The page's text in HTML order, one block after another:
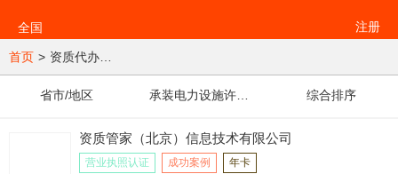
全国 注册
首页 >
省市/地区 承装电力设施许可证 综合排序
资质管家（北京）信息技术有限公司
营业执照认证 成功案例 年卡